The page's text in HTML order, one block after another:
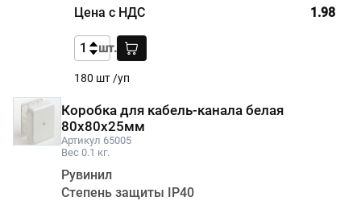
180 шт /уп
1.98
шт.
Коробка для кабель-канала белая
80х80х25мм
Артикул 65005
Вес 0.1 кг.
Рувинил
Степень защиты IP40